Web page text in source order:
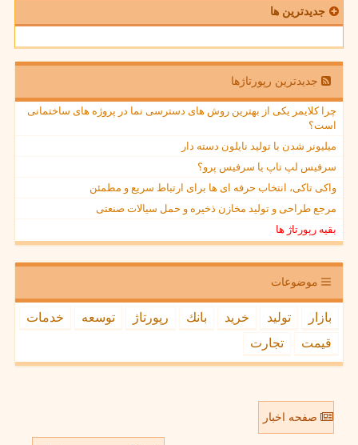
جدیدترین ها
جدیدترین رپورتاژها
چرا کلایمر یکی از بهترین روش های دسترسی نما در پروژه های ساختمانی
است؟
میلیونر شدن با تولید نایلون دسته دار
سرفیس لپ تاپ یا سرفیس پرو؟
واکی تاکی، انتخاب حرفه ای ها برای ارتباط سریع و مطمئن
مرجع طراحی و تولید مخازن ذخیره و حمل سیالات صنعتی
بقیه رپورتاژ ها
موضوعات
بازار تولید خرید بانك رپورتاژ توسعه
خدمات
قیمت
تجارت
صفحه اخبار